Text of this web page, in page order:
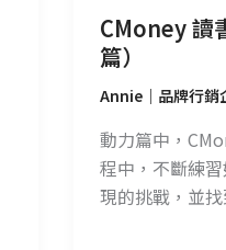
CMoney 讀
篇）
Annie｜品牌行銷
動力篇中，
程中，不斷練
現的挑戰，並
篇）